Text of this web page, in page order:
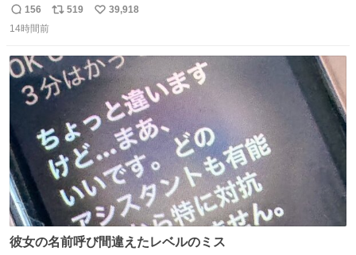
のはどういうこと？
返
信
156
リ
ト
数
519
い
数
39,918
14時間前
彼女の名前呼び間違えたレベルのミス